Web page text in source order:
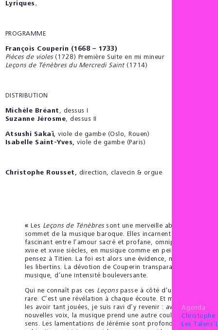
Agenda
Christophe
Les Talens
Lyriques.
PROGRAMME
François Couperin (1668 – 1733)
Pièces de violes(1728) Première Suite en mi mineur
Leçons de Ténèbres du Mercredi Saint (1714)
DISTRIBUTION
Michèle Bréant , dessus I
Suzanne Jérosme, dessus II
Atsushi Sakaï, viole de gambe (Oslo, Rouen)
Isabelle Saint-Yves, viole de gambe (Paris)
Christophe Rousset, direction, clavecin & orgue
« Les Leçons de Ténèbressont une merveille absolue, un
sommet de la musique baroque. Elles incarnent cet équilibre
fascinant entre l’amour sacré et profane, omniprésent aux
xvıı e et xvııı e siècles, en musique comme en peinture –
pensez à Titien. La foi est alors une évidence, même pour
les libertins. La dévotion de Couperin transparaît dans sa
musique, d’une intensité bouleversante.
Qui ne connaît pas ces Leçonspasse à côté d’une émotion
rare. C’est une révélation à chaque écoute. Et même après
les avoir tant jouées, je suis ravi d’y revenir : avec de
nouvelles voix, la musique prend une autre couleur, un autre
sens. Les lamentations de Jérémie sont profondément